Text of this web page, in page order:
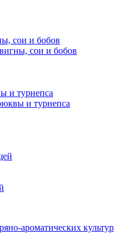
сои и бобов
сои и бобов
и турнепса
и турнепса
ароматических культур